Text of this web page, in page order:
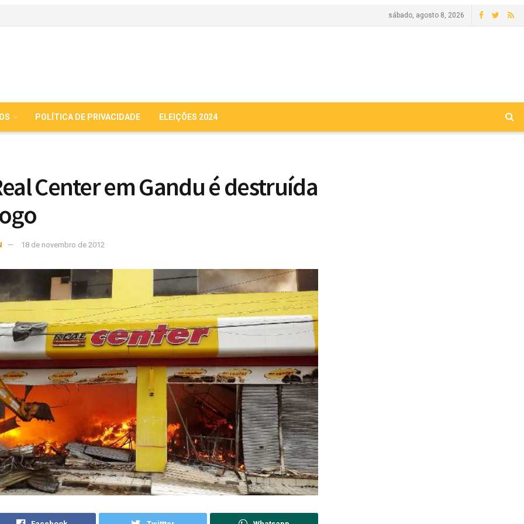
sábado, agosto 8, 2026
POLÍTICA DE PRIVACIDADE ELEIÇÕES 2024
Center em Gandu é destruída
18 de novembro de 2012